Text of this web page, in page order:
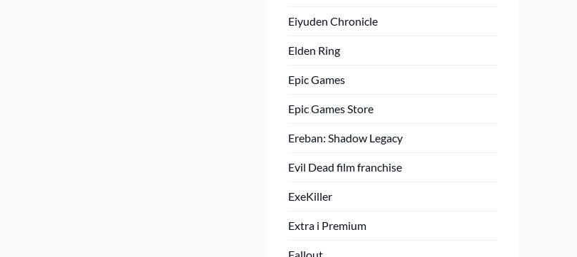
Eiyuden Chronicle
Elden Ring
Epic Games
Epic Games Store
Ereban: Shadow Legacy
Evil Dead film franchise
ExeKiller
Extra i Premium